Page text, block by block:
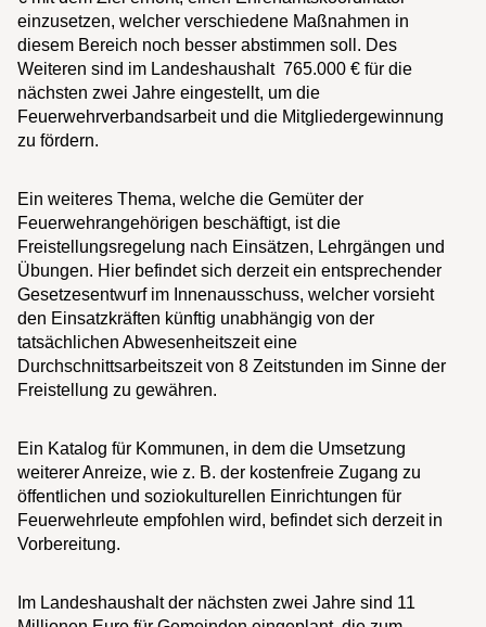
einzusetzen, welcher verschiedene Maßnahmen in
diesem Bereich noch besser abstimmen soll. Des
Weiteren sind im Landeshaushalt 765.000 € für die
nächsten zwei Jahre eingestellt, um die
Feuerwehrverbandsarbeit und die Mitgliedergewinnung
zu fördern.
Ein weiteres Thema, welche die Gemüter der
Feuerwehrangehörigen beschäftigt, ist die
Freistellungsregelung nach Einsätzen, Lehrgängen und
Übungen. Hier befindet sich derzeit ein entsprechender
Gesetzesentwurf im Innenausschuss, welcher vorsieht
den Einsatzkräften künftig unabhängig von der
tatsächlichen Abwesenheitszeit eine
Durchschnittsarbeitszeit von 8 Zeitstunden im Sinne der
Freistellung zu gewähren.
Ein Katalog für Kommunen, in dem die Umsetzung
weiterer Anreize, wie z. B. der kostenfreie Zugang zu
öffentlichen und soziokulturellen Einrichtungen für
Feuerwehrleute empfohlen wird, befindet sich derzeit in
Vorbereitung.
Im Landeshaushalt der nächsten zwei Jahre sind 11